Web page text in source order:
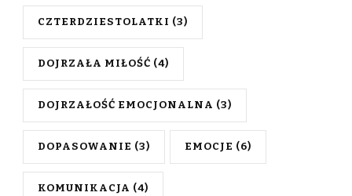
CZTERDZIESTOLATKI (3)
DOJRZAŁA MIŁOŚĆ (4)
DOJRZAŁOŚĆ EMOCJONALNA (3)
DOPASOWANIE (3) EMOCJE (6)
KOMUNIKACJA (4)